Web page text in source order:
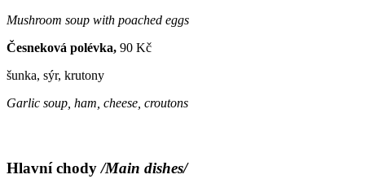
Mushroom soup with poached eggs
Česneková polévka, 90 Kč
šunka, sýr, krutony
Garlic soup, ham, cheese, croutons
Hlavní chody/Main dishes/